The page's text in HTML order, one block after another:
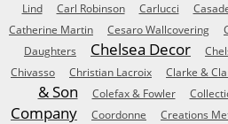
Lind
Carl Robinson Carlucci
Catherine Martin
Cesaro Wallcovering
Daughters
Chelsea Decor
Chivasso
Christian Lacroix Clarke &
& Son
Colefax & Fowler
Company
Coordonne Creations